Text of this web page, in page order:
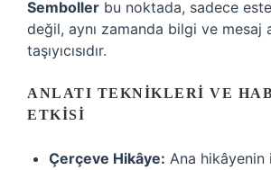
Semboller bu noktada, sadece
değil, aynı zamanda bilgi ve mesaj
taşıyıcısıdır.
ANLATI TEKNIKLERI VE
ETKISI
Çerçeve Hikâye: Ana hikâyenin